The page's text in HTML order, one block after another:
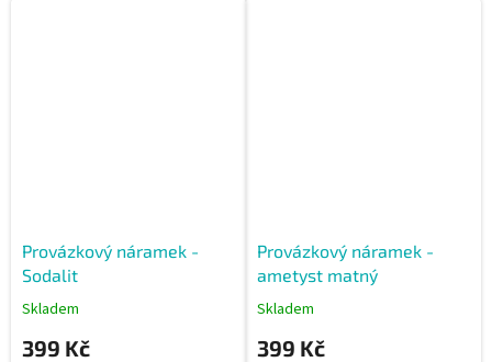
Provázkový náramek -
Sodalit
Skladem
399 Kč
Provázkový náramek -
ametyst matný
Skladem
399 Kč